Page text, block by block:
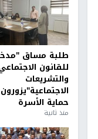
طلبة مساق
للقانون
والتشريعات
حماية الأسرة
منذ ثانية